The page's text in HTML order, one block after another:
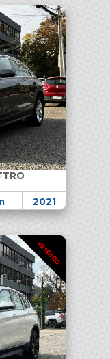
2021
VENDIDO